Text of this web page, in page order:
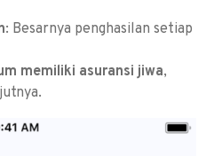
: Besarnya penghasilan setiap
memiliki asuransi jiwa,